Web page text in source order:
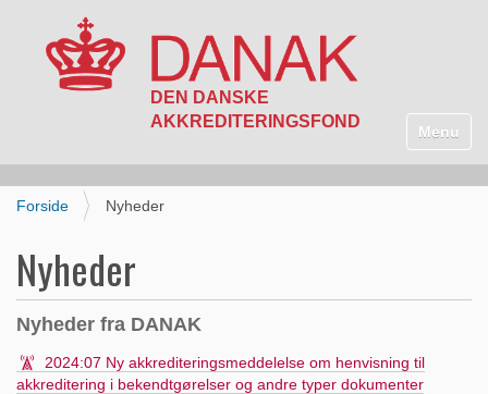
Toggle
Forside Nyheder
Nyheder
Nyheder fra DANAK
2024:07 Ny akkrediteringsmeddelelse om henvisning til
akkreditering i bekendtgørelser og andre typer dokumenter